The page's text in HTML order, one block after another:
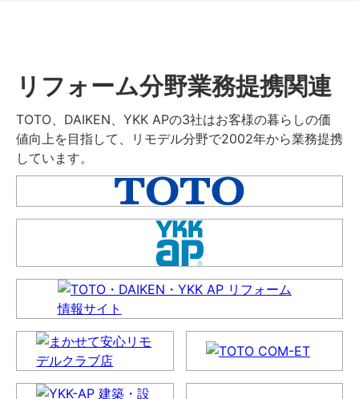
リフォーム分野業務提携関連
TOTO、DAIKEN、YKK APの3社はお客様の暮らしの価
値向上を目指して、リモデル分野で2002年から業務提携
しています。